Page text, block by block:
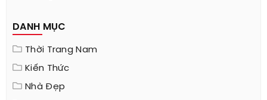
DANH MỤC
Thời Trang Nam
Kiến Thức
Nhà Đẹp